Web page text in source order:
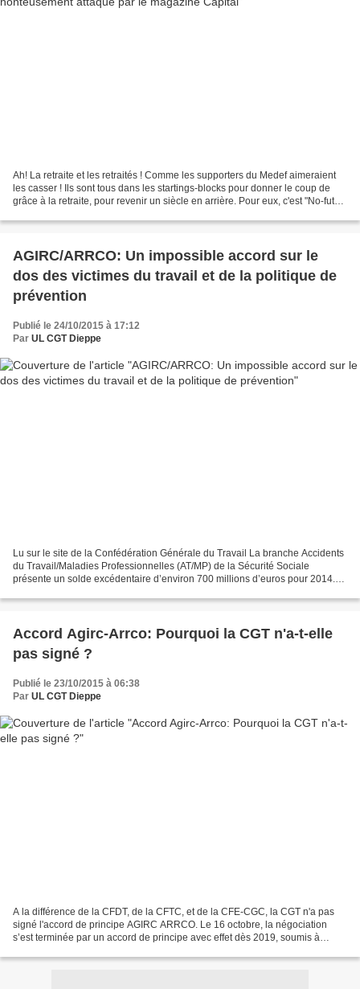
Ah! La retraite et les retraités ! Comme les supporters du Medef aimeraient
les casser ! Ils sont tous dans les startings-blocks pour donner le coup de
grâce à la retraite, pour revenir un siècle en arrière. Pour eux, c'est "No-futur"
AGIRC/ARRCO: Un impossible accord sur le
dos des victimes du travail et de la politique de
prévention
Publié le 24/10/2015 à 17:12
Par UL CGT Dieppe
Lu sur le site de la Confédération Générale du Travail La branche Accidents
du Travail/Maladies Professionnelles (AT/MP) de la Sécurité Sociale
présente un solde excédentaire d’environ 700 millions d’euros pour 2014.
Accord Agirc-Arrco: Pourquoi la CGT n'a-t-elle
pas signé ?
Publié le 23/10/2015 à 06:38
Par UL CGT Dieppe
A la différence de la CFDT, de la CFTC, et de la CFE-CGC, la CGT n'a pas
signé l'accord de principe AGIRC ARRCO. Le 16 octobre, la négociation
s’est terminée par un accord de principe avec effet dès 2019, soumis à